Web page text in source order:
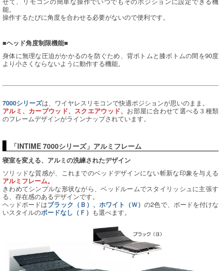
能。
操作するたびに角度を合わせる必要がないので便利です。
■ヘッド角度制限機能■
身体に無理な圧迫がかかるのを防ぐため、背ボトムと膝ボトムの間を90度
より小さくならないように動作する機能。
7000シリーズは、ワイヤレスリモコンで快適ポジションが思いのまま。
アルミ、カーブウッド、スクエアウッド、 お部屋に合わせて選べる３種類
のフレームデザインがラインナップされています。
「INTIME 7000シリーズ」アルミフレーム
寝室を変える、アルミの洗練されたデザイン
ソリッドな質感が、これまでのベッドデザインにない斬新な印象を与える
アルミフレーム。
きわめてシンプルな形状ながら、ベッドルームでスタイリッシュに主張す
る、存在感のあるデザインです。
ヘッドボードはブラック（Ｂ）、ホワイト（Ｗ）の2色で、ボードを付けな
いスタイルのボードなし（Ｆ） も選べます。